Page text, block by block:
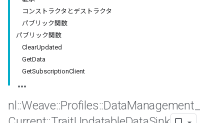
コンストラクタとデストラクタ
パブリック関数
パブリック関数
ClearUpdated
GetData
GetSubscriptionClient
nl ::Weave::Profiles::DataManagement